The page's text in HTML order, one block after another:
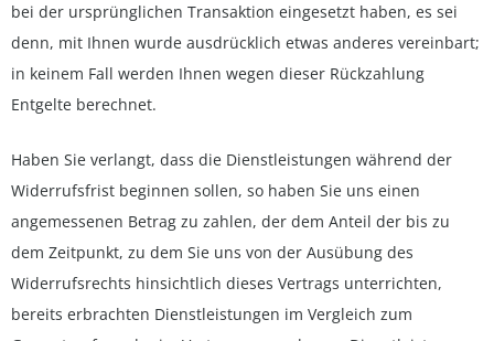
bei der ursprünglichen Transaktion eingesetzt haben, es sei
denn, mit Ihnen wurde ausdrücklich etwas anderes vereinbart;
in keinem Fall werden Ihnen wegen dieser Rückzahlung
Entgelte berechnet.
Haben Sie verlangt, dass die Dienstleistungen während der
Widerrufsfrist beginnen sollen, so haben Sie uns einen
angemessenen Betrag zu zahlen, der dem Anteil der bis zu
dem Zeitpunkt, zu dem Sie uns von der Ausübung des
Widerrufsrechts hinsichtlich dieses Vertrags unterrichten,
bereits erbrachten Dienstleistungen im Vergleich zum